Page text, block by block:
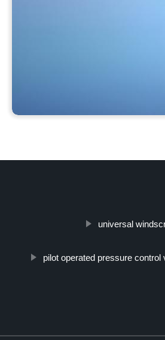
universal
pilot operated pressure control